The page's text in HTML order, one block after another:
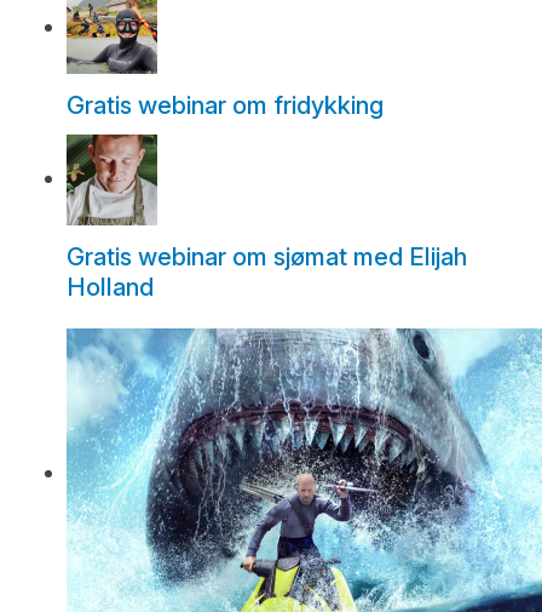
Gratis webinar om fridykking
Gratis webinar om sjømat med Elijah
Holland